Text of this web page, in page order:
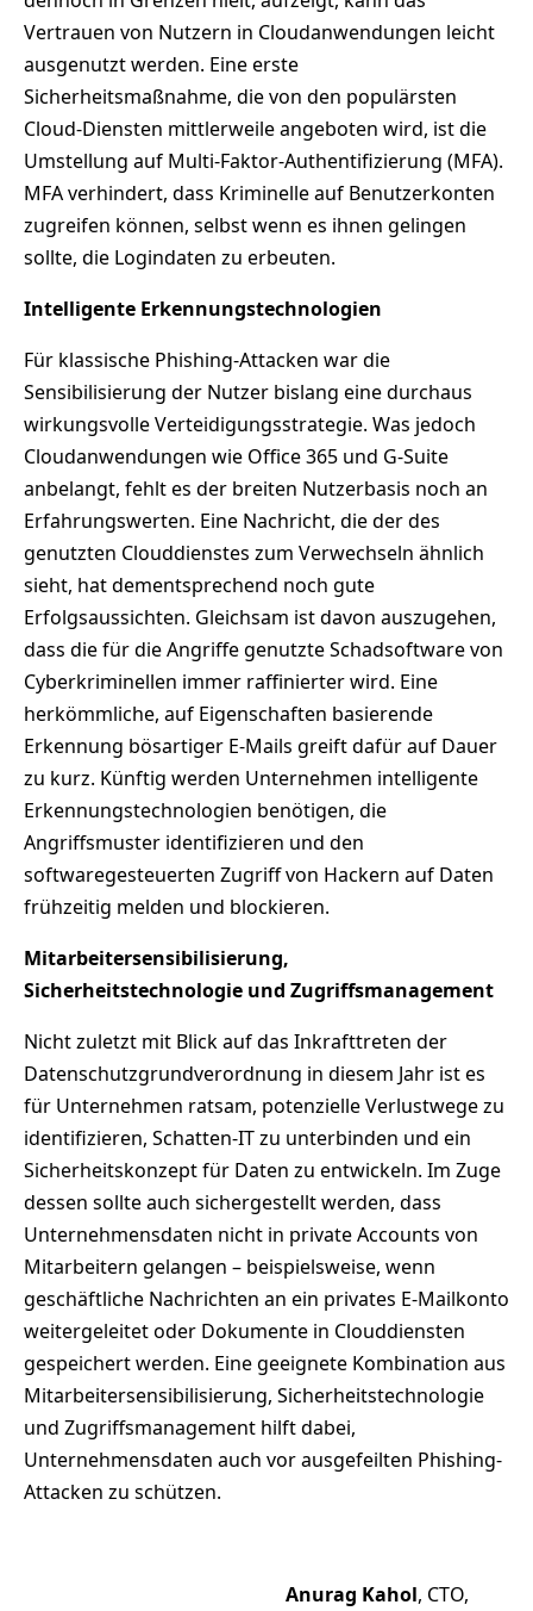
Vertrauen von Nutzern in Cloudanwendungen leicht
ausgenutzt werden. Eine erste
Sicherheitsmaßnahme, die von den populärsten
Cloud-Diensten mittlerweile angeboten wird, ist die
Umstellung auf Multi-Faktor-Authentifizierung (MFA).
MFA verhindert, dass Kriminelle auf Benutzerkonten
zugreifen können, selbst wenn es ihnen gelingen
sollte, die Logindaten zu erbeuten.
Intelligente Erkennungstechnologien
Für klassische Phishing-Attacken war die
Sensibilisierung der Nutzer bislang eine durchaus
wirkungsvolle Verteidigungsstrategie. Was jedoch
Cloudanwendungen wie Office 365 und G-Suite
anbelangt, fehlt es der breiten Nutzerbasis noch an
Erfahrungswerten. Eine Nachricht, die der des
genutzten Clouddienstes zum Verwechseln ähnlich
sieht, hat dementsprechend noch gute
Erfolgsaussichten. Gleichsam ist davon auszugehen,
dass die für die Angriffe genutzte Schadsoftware von
Cyberkriminellen immer raffinierter wird. Eine
herkömmliche, auf Eigenschaften basierende
Erkennung bösartiger E-Mails greift dafür auf Dauer
zu kurz. Künftig werden Unternehmen intelligente
Erkennungstechnologien benötigen, die
Angriffsmuster identifizieren und den
softwaregesteuerten Zugriff von Hackern auf Daten
frühzeitig melden und blockieren.
Mitarbeitersensibilisierung,
Sicherheitstechnologie und Zugriffsmanagement
Nicht zuletzt mit Blick auf das Inkrafttreten der
Datenschutzgrundverordnung in diesem Jahr ist es
für Unternehmen ratsam, potenzielle Verlustwege zu
identifizieren, Schatten-IT zu unterbinden und ein
Sicherheitskonzept für Daten zu entwickeln. Im Zuge
dessen sollte auch sichergestellt werden, dass
Unternehmensdaten nicht in private Accounts von
Mitarbeitern gelangen – beispielsweise, wenn
geschäftliche Nachrichten an ein privates E-Mailkonto
weitergeleitet oder Dokumente in Clouddiensten
gespeichert werden. Eine geeignete Kombination aus
Mitarbeitersensibilisierung, Sicherheitstechnologie
und Zugriffsmanagement hilft dabei,
Unternehmensdaten auch vor ausgefeilten Phishing-
Attacken zu schützen.
Anurag Kahol, CTO,